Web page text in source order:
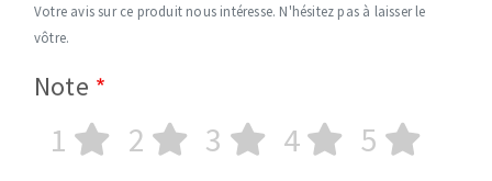
Votre avis sur ce produit nous intéresse. N'hésitez pas à laisser le
vôtre.
Note
1 2 3 4 5